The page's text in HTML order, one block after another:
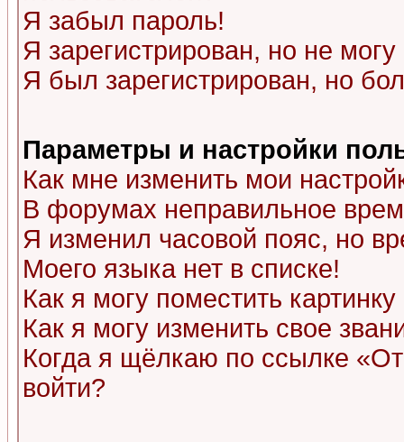
Я забыл пароль!
Я зарегистрирован, но не могу
Я был зарегистрирован, но
Параметры и настройки
Как мне изменить мои
В форумах неправильное
Я изменил часовой пояс, но
Моего языка нет в списке!
Как я могу поместить
Как я могу изменить свое
Когда я щёлкаю по ссылке
войти?